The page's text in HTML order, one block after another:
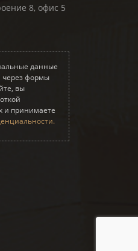
8, офис 5
данные
формы
вы
и принимаете